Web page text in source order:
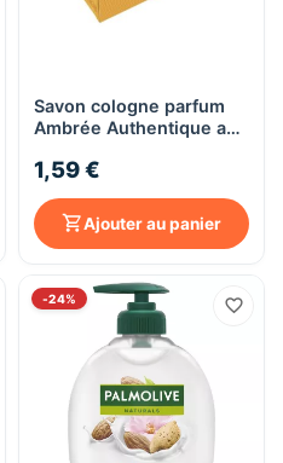
Savon cologne parfum
Ambrée Authentique aux
Mont Saint-Michel, 125g
1,59 €
Ajouter au panier
-24%